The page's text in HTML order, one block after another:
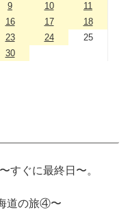
9 10
11
16 17
18
23 24
25
30
すぐに最終日〜。
道の旅④〜